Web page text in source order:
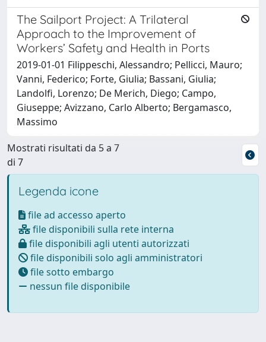
The Sailport Project: A Trilateral
Approach to the Improvement of
Workers’ Safety and Health in Ports
2019-01-01 Filippeschi, Alessandro; Pellicci, Mauro;
Vanni, Federico; Forte, Giulia; Bassani, Giulia;
Landolfi, Lorenzo; De Merich, Diego; Campo,
Giuseppe; Avizzano, Carlo Alberto; Bergamasco,
Massimo
Mostrati risultati da 5 a 7
di 7
Legenda icone
file ad accesso aperto
file disponibili sulla rete interna
file disponibili agli utenti autorizzati
file disponibili solo agli amministratori
file sotto embargo
nessun file disponibile